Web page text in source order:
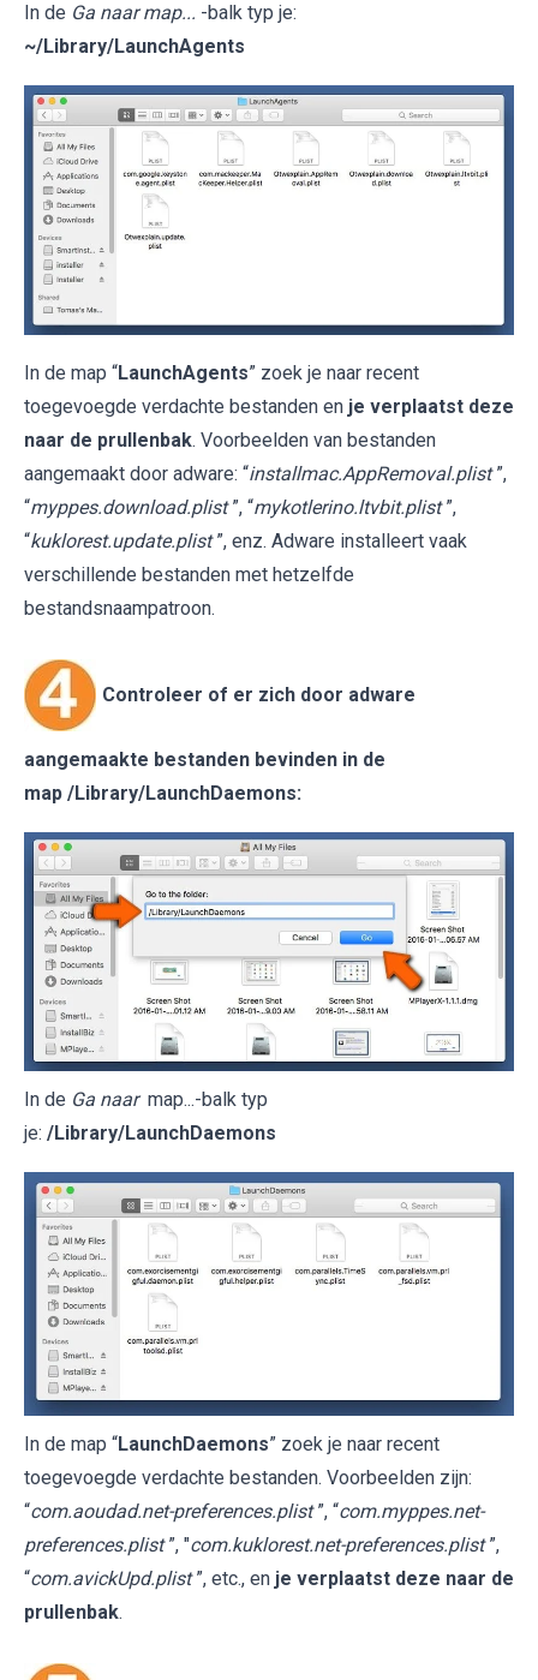
In de Ga naar map... -balk typ je:
~/Library/LaunchAgents
In de map “LaunchAgents” zoek je naar recent
toegevoegde verdachte bestanden en je verplaatst deze
naar de prullenbak. Voorbeelden van bestanden
aangemaakt door adware: “installmac.AppRemoval.plist ”,
“myppes.download.plist ”, “mykotlerino.ltvbit.plist ”,
“kuklorest.update.plist ”, enz. Adware installeert vaak
verschillende bestanden met hetzelfde
bestandsnaampatroon.
Controleer of er zich door adware
aangemaakte bestanden bevinden in de
map /Library/LaunchDaemons:
In de Ga naar map...-balk typ
je: /Library/LaunchDaemons
In de map “LaunchDaemons” zoek je naar recent
toegevoegde verdachte bestanden. Voorbeelden zijn:
“com.aoudad.net-preferences.plist ”, “com.myppes.net-
preferences.plist ”, "com.kuklorest.net-preferences.plist ”,
“com.avickUpd.plist ”, etc., en je verplaatst deze naar de
prullenbak.